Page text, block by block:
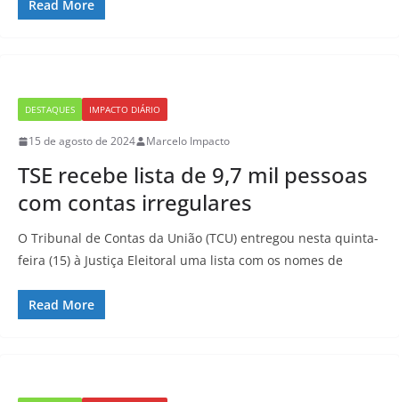
Read More
DESTAQUES IMPACTO DIÁRIO
15 de agosto de 2024 Marcelo Impacto
TSE recebe lista de 9,7 mil pessoas
com contas irregulares
O Tribunal de Contas da União (TCU) entregou nesta quinta-
feira (15) à Justiça Eleitoral uma lista com os nomes de
Read More